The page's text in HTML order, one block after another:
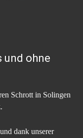
und ohne
Schrott in Solingen
dank unserer